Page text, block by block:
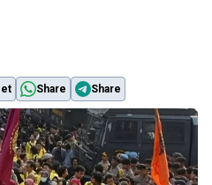
Share Share